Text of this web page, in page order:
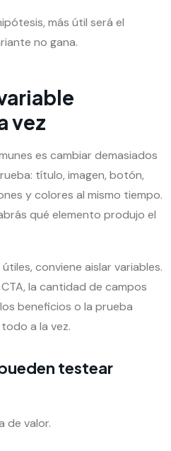
más útil será el
no gana.
vez
es cambiar demasiados
título, imagen, botón,
y colores al mismo tiempo.
qué elemento produjo el
conviene aislar variables.
la cantidad de campos
beneficios o la prueba
a la vez.
testear
de valor.